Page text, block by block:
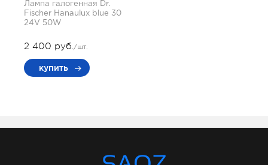
Лампа галогенная Dr.
Fischer Hanaulux blue 30
24V 50W
2 400 руб./шт.
купить